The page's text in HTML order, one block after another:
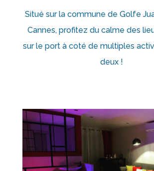
Situé sur la commune de Golfe
Cannes, profitez du calme des
sur le port à coté de multiples
deux !